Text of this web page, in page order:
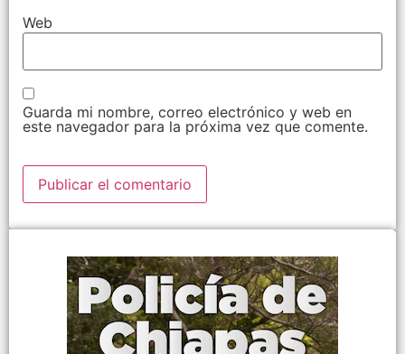
Web
Guarda mi nombre, correo electrónico y web en
este navegador para la próxima vez que comente.